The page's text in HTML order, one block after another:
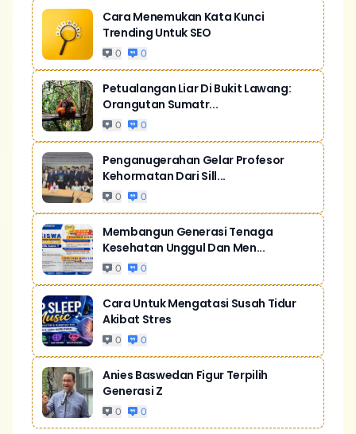
Cara Menemukan Kata Kunci
Trending Untuk SEO
0 0
Petualangan Liar Di Bukit Lawang:
Orangutan Sumatr...
0 0
Penganugerahan Gelar Profesor
Kehormatan Dari Sill...
0 0
Membangun Generasi Tenaga
Kesehatan Unggul Dan Men...
0 0
Cara Untuk Mengatasi Susah Tidur
Akibat Stres
0 0
Anies Baswedan Figur Terpilih
Generasi Z
0 0